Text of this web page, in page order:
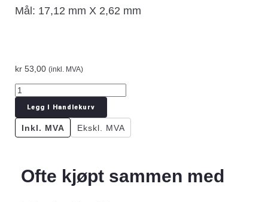
Mål: 17,12 mm X 2,62 mm
kr 53,00 (inkl. MVA)
Legg I Handlekurv
Inkl. MVA Ekskl. MVA
Ofte kjøpt sammen med